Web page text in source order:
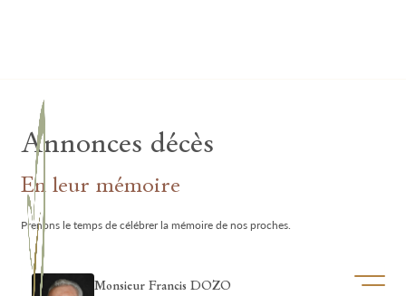
Ouvrir/
Annonces décès
En leur mémoire
Prenons le temps de célébrer la mémoire de nos proches.
Monsieur Francis DOZO